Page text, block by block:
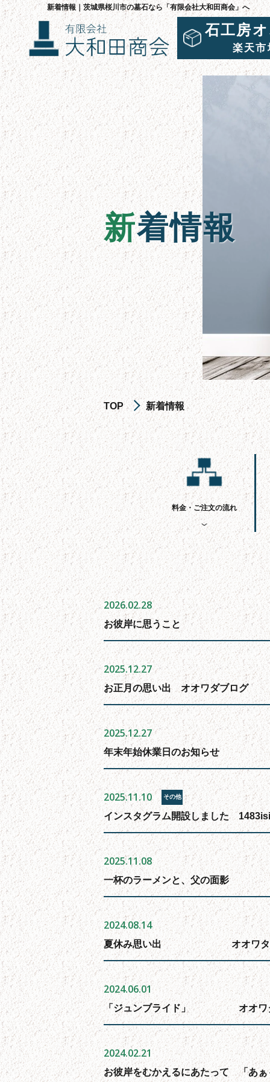
新着情報｜茨城県桜川市の墓石なら「有限会社大和田商会」へ
石工房
楽天市
新着情報
TOP 新着情報
料金・ご注文の流れ
2026.02.28
お彼岸に思うこと
2025.12.27
お正月の思い出 オオワダブログ
2025.12.27
年末年始休業日のお知らせ
2025.11.10 その他
インスタグラム開設しました
2025.11.08
一杯のラーメンと、父の面
2024.08.14
夏休み思い出 オオワタ
2024.06.01
「ジュンブライド」 オオワ
2024.02.21
お彼岸をむかえるにあたって 「